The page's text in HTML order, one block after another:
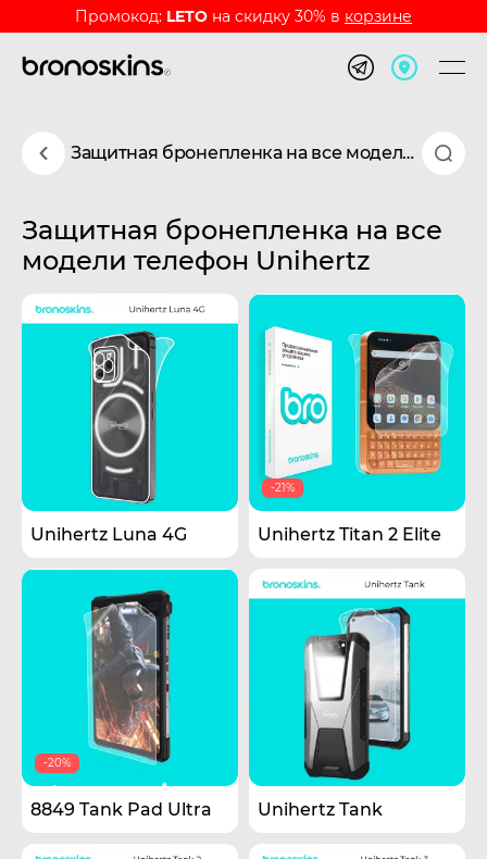
Промокод: LETO на скидку 30% в корзине
Защитная бронепленка на все модели телефон Unihertz
Защитная бронепленка на все
модели телефон Unihertz
Unihertz Luna 4G
-21%
Unihertz Titan 2 Elite
-20%
8849 Tank Pad Ultra Unihertz Tank